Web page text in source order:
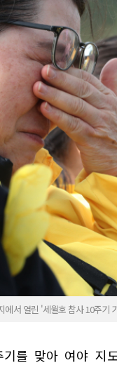
에서 열린 '세월호 참사 10주기
를 맞아 여야 지